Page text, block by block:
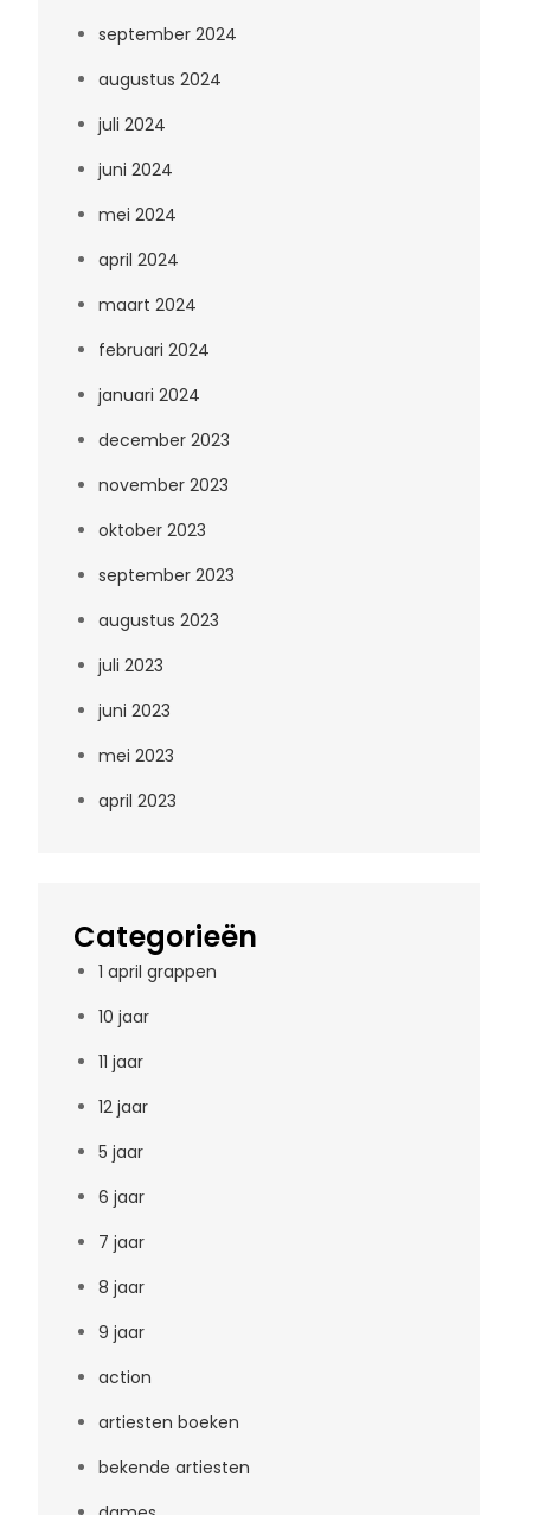
september 2024
augustus 2024
juli 2024
juni 2024
mei 2024
april 2024
maart 2024
februari 2024
januari 2024
december 2023
november 2023
oktober 2023
september 2023
augustus 2023
juli 2023
juni 2023
mei 2023
april 2023
Categorieën
1 april grappen
10 jaar
11 jaar
12 jaar
5 jaar
6 jaar
7 jaar
8 jaar
9 jaar
action
artiesten boeken
bekende artiesten